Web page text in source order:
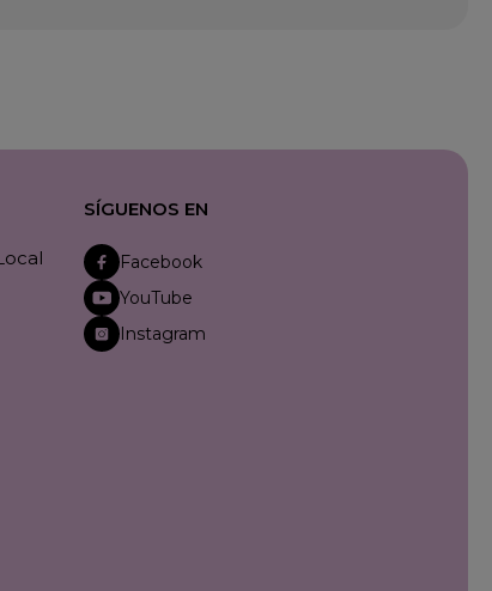
SÍGUENOS EN
Facebook
YouTube
Instagram